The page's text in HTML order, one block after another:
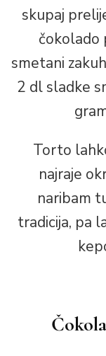
skupaj
čokolado
smetani
2 dl sladke
Torto
najraje
naribam
tradicija, pa